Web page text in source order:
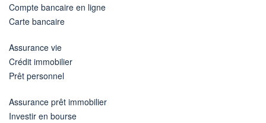
Compte bancaire en ligne
Carte bancaire
Assurance vie
Crédit immobilier
Prêt personnel
Assurance prêt immobilier
Investir en bourse